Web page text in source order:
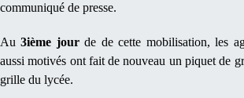
communiqué de presse.
Au3ième jourde de cette mobilisation, les
aussi motivés ont fait de nouveau un piquet de
grille du lycée.